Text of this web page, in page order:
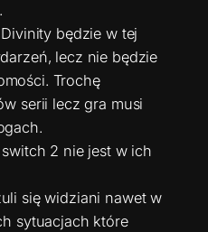
będzie w tej
lecz nie będzie
Trochę
serii lecz gra musi
switch 2 nie jest w ich
się widziani nawet w
sytuacjach które